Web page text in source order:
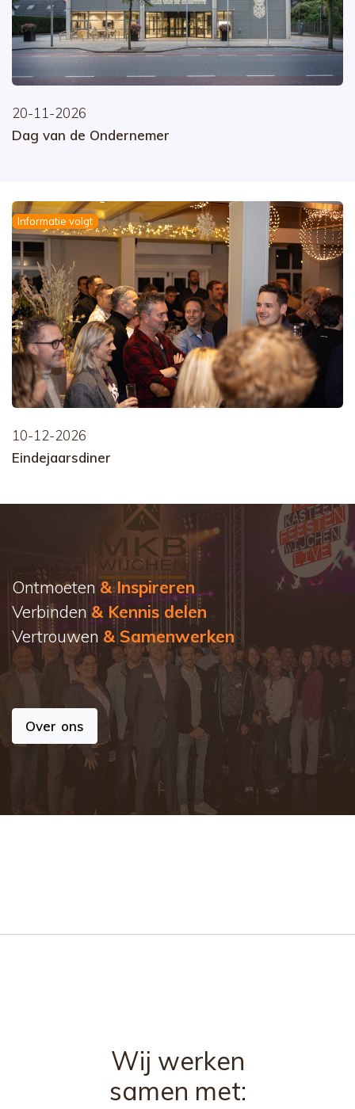
20-11-2026
Dag van de Ondernemer
Informatie volgt
10-12-2026
Eindejaarsdiner
Ontmoeten & Inspireren
Verbinden & Kennis delen
Vertrouwen & Samenwerken
Over ons
Wij werken
samen met: